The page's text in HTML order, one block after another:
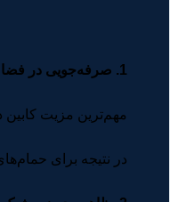
1. صرفه‌جویی در فضا
مهم‌ترین مزیت
در نتیجه برای